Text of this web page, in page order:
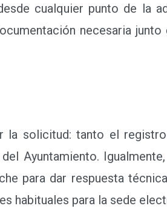
cualquier punto de la
necesaria
solicitud: tanto el
Ayuntamiento.
para dar respuesta
habituales para la sede